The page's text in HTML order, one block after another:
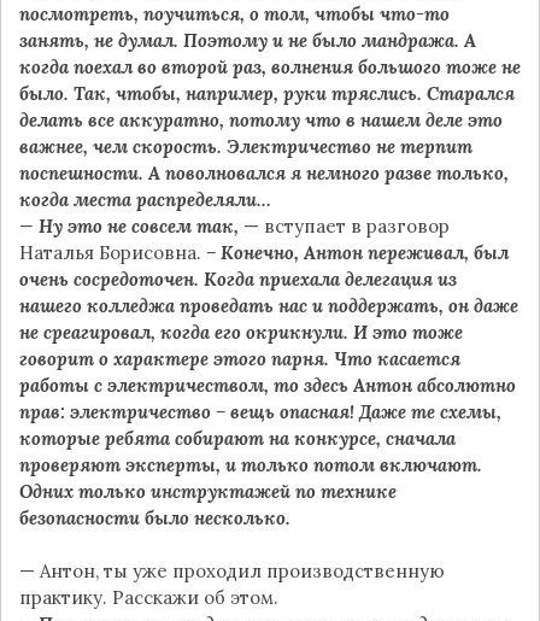
посмотреть, поучиться, о том, чтобы что-то
занять, не думал. Поэтому и не было мандража. А
когда поехал во второй раз, волнения большого тоже не
было. Так, чтобы, например, руки тряслись. Старался
делать все аккуратно, потому что в нашем деле это
важнее, чем скорость. Электричество не терпит
поспешности. А поволновался я немного разве только,
когда места распределяли…
— Ну это не совсем так, — вступает в разговор
Наталья Борисовна. – Конечно, Антон переживал, был
очень сосредоточен. Когда приехала делегация из
нашего колледжа проведать нас и поддержать, он даже
не среагировал, когда его окрикнули. И это тоже
говорит о характере этого парня. Что касается
работы с электричеством, то здесь Антон абсолютно
прав: электричество – вещь опасная! Даже те схемы,
которые ребята собирают на конкурсе, сначала
проверяют эксперты, и только потом включают.
Одних только инструктажей по технике
безопасности было несколько.
— Антон, ты уже проходил производственную
практику. Расскажи об этом.